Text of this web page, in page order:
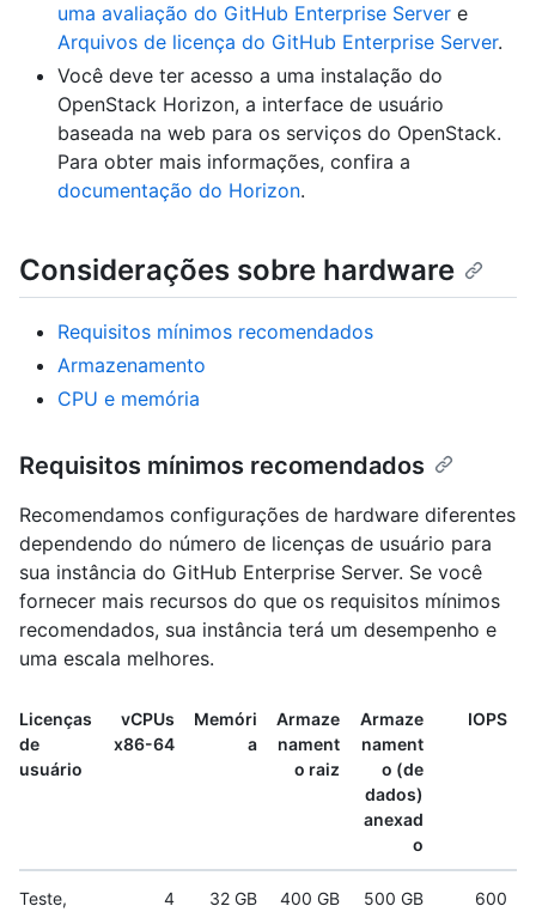
uma avaliação do GitHub Enterprise Server e
Arquivos de licença do GitHub Enterprise Server.
Você deve ter acesso a uma instalação do
OpenStack Horizon, a interface de usuário
baseada na web para os serviços do OpenStack.
Para obter mais informações, confira a
documentação do Horizon.
Considerações sobre hardware
Requisitos mínimos recomendados
Armazenamento
CPU e memória
Requisitos mínimos recomendados
Recomendamos configurações de hardware diferentes
dependendo do número de licenças de usuário para
sua instância do GitHub Enterprise Server. Se você
fornecer mais recursos do que os requisitos mínimos
recomendados, sua instância terá um desempenho e
uma escala melhores.
Licenças
de
usuário
vCPUs
x86-64
Memóri
a
Armaze
nament
o raiz
Armaze
nament
o (de
dados)
anexad
o
IOPS
Teste,
4 32 GB 400 GB 500 GB 600